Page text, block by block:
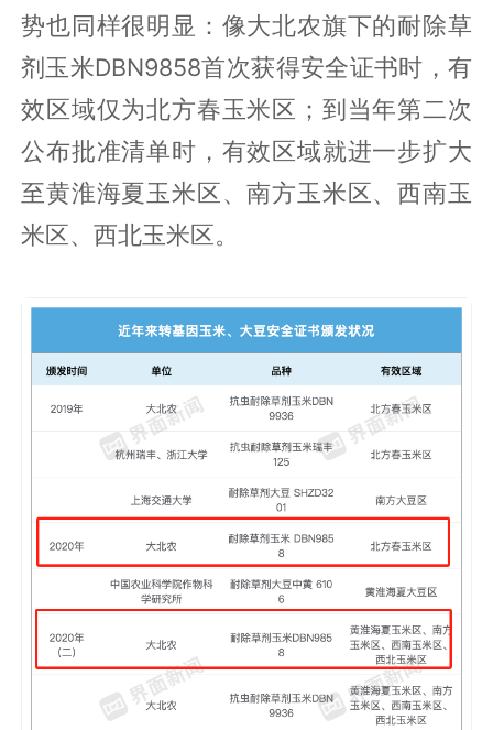
势也同样很明显：像大北农旗下的耐除草
剂玉米DBN9858首次获得安全证书时，有
效区域仅为北方春玉米区；到当年第二次
公布批准清单时，有效区域就进一步扩大
至黄淮海夏玉米区、南方玉米区、西南玉
米区、西北玉米区。